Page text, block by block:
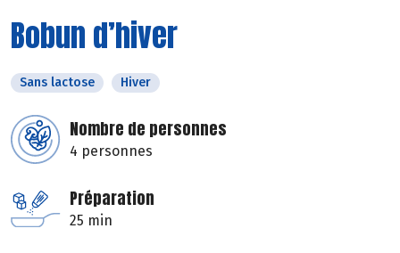
Bobun d’hiver
Sans lactose Hiver
Nombre de personnes
4 personnes
Préparation
25 min